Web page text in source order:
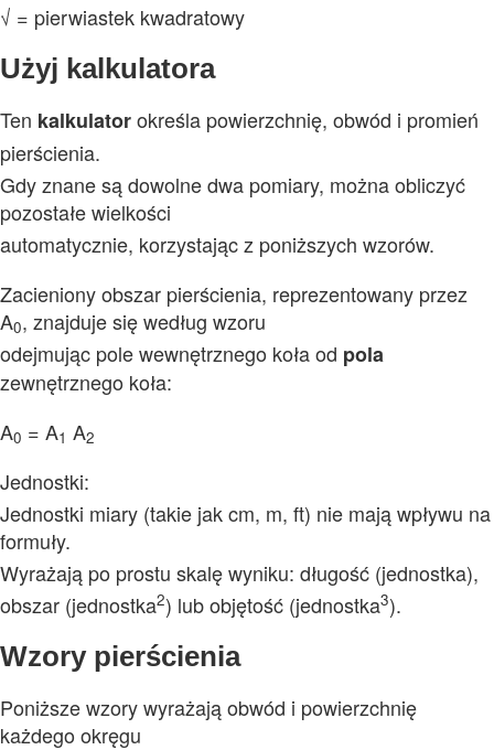
√ = pierwiastek kwadratowy
Użyj kalkulatora
Ten kalkulatorokreśla powierzchnię, obwód i promień
pierścienia.
Gdy znane są dowolne dwa pomiary, można obliczyć
pozostałe wielkości
automatycznie, korzystając z poniższych wzorów.
Zacieniony obszar pierścienia, reprezentowany przez
A0, znajduje się według wzoru
odejmując pole wewnętrznego koła od pola
zewnętrznego koła:
A0 = A1 A2
Jednostki:
Jednostki miary (takie jak cm, m, ft) nie mają wpływu na
formuły.
Wyrażają po prostu skalę wyniku: długość (jednostka),
obszar (jednostka2) lub objętość (jednostka3).
Wzory pierścienia
Poniższe wzory wyrażają obwód i powierzchnię
każdego okręgu